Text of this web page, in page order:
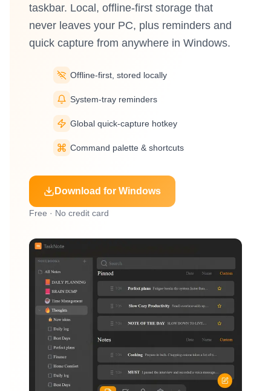
taskbar. Local, offline-first storage that
never leaves your PC, plus reminders and
quick capture from anywhere in Windows.
Offline-first, stored locally
System-tray reminders
Global quick-capture hotkey
Command palette & shortcuts
Download for Windows
Free · No credit card